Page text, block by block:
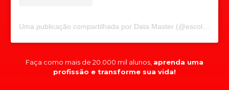
Faça como mais de 20.000 mil alunos, aprenda uma
profissão e transforme sua vida!